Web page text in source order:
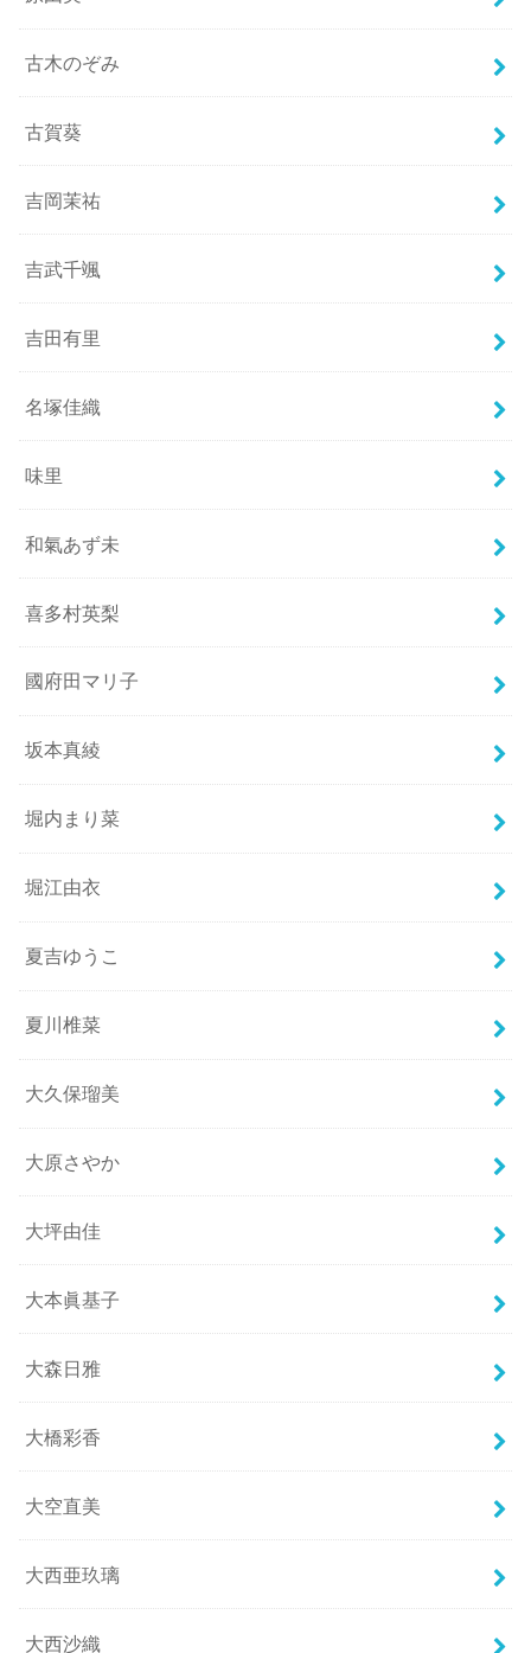
古木のぞみ
古賀葵
吉岡茉祐
吉武千颯
吉田有里
名塚佳織
味里
和氣あず未
喜多村英梨
國府田マリ子
坂本真綾
堀内まり菜
堀江由衣
夏吉ゆうこ
夏川椎菜
大久保瑠美
大原さやか
大坪由佳
大本眞基子
大森日雅
大橋彩香
大空直美
大西亜玖璃
大西沙織